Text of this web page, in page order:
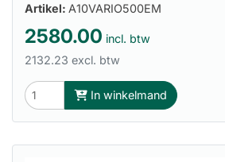
Artikel: A10VARIO500EM
2580.00 incl. btw
2132.23 excl. btw
In winkelmand